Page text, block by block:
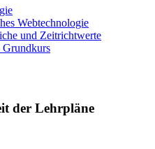
Webtechnologie
und Zeitrichtwerte
Grundkurs
der Lehrpläne